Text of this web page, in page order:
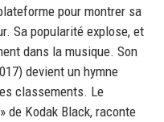
pour montrer sa
Sa popularité explose, et
dans la musique. Son
devient un hymne
classements. Le
de Kodak Black, raconte